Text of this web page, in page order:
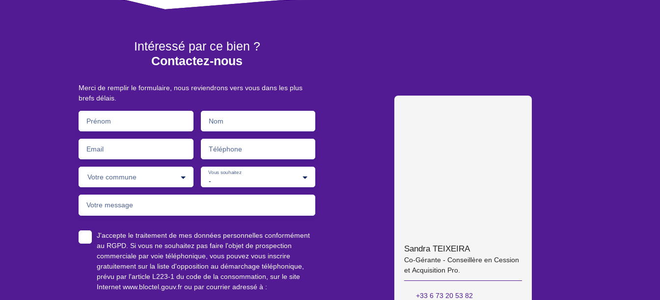
Intéressé par ce bien ?
Contactez-nous
Merci de remplir le formulaire, nous reviendrons vers vous dans les plus
brefs délais.
Prénom Nom
Email Téléphone
Votre commune -
Vous souhaitez
Votre message
J'accepte le traitement de mes données personnelles conformément
au RGPD. Si vous ne souhaitez pas faire l'objet de prospection
commerciale par voie téléphonique, vous pouvez vous inscrire
gratuitement sur la liste d'opposition au démarchage téléphonique,
prévu par l'article L223-1 du code de la consommation, sur le site
Internet www.bloctel.gouv.fr ou par courrier adressé à :
Sandra TEIXEIRA
Co-Gérante - Conseillère en Cession
et Acquisition Pro.
+33 6 73 20 53 82